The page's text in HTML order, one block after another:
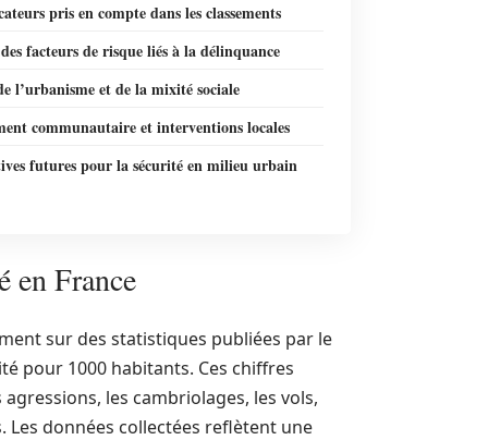
pris en compte dans les classements
facteurs de risque liés à la délinquance
l’urbanisme et de la mixité sociale
communautaire et interventions locales
futures pour la sécurité en milieu urbain
en France
sur des statistiques publiées par le
pour 1000 habitants. Ces chiffres
les cambriolages, les vols,
données collectées reflètent une